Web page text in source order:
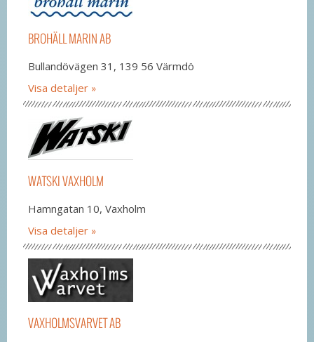
BROHÄLL MARIN AB
Bullandövägen 31, 139 56 Värmdö
Visa detaljer
WATSKI VAXHOLM
Hamngatan 10, Vaxholm
Visa detaljer
VAXHOLMSVARVET AB